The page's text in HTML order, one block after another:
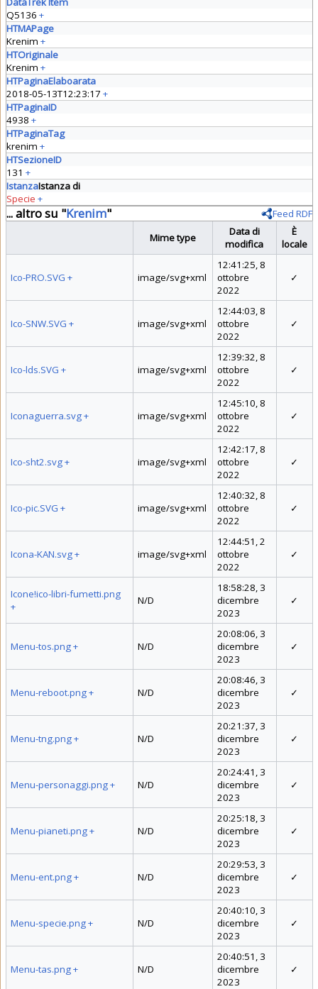
Q5136 +
HTMAPage
Krenim +
HTOriginale
Krenim +
HTPaginaElaboarata
2018-05-13T12:23:17 +
HTPaginaID
4938 +
HTPaginaTag
krenim +
HTSezioneID
131 +
IstanzaIstanza di
Specie +
... altro su "Krenim"
Feed RDF
Mime type
Data di
modifica
È
locale
Ico-PRO.SVG + image/svg+xml
12:41:25, 8
ottobre
2022
✓
Ico-SNW.SVG + image/svg+xml
12:44:03, 8
ottobre
2022
✓
Ico-lds.SVG + image/svg+xml
12:39:32, 8
ottobre
2022
✓
Iconaguerra.svg+ image/svg+xml
12:45:10, 8
ottobre
2022
✓
Ico-sht2.svg+ image/svg+xml
12:42:17, 8
ottobre
2022
✓
Ico-pic.SVG + image/svg+xml
12:40:32, 8
ottobre
2022
✓
Icona-KAN.svg+ image/svg+xml
12:44:51, 2
ottobre
2022
✓
Icone!ico-libri-fumetti.png
+
N/D
18:58:28, 3
dicembre
2023
✓
Menu-tos.png+ N/D
20:08:06, 3
dicembre
2023
✓
Menu-reboot.png+ N/D
20:08:46, 3
dicembre
2023
✓
Menu-tng.png+ N/D
20:21:37, 3
dicembre
2023
✓
Menu-personaggi.png+ N/D
20:24:41, 3
dicembre
2023
✓
Menu-pianeti.png+ N/D
20:25:18, 3
dicembre
2023
✓
Menu-ent.png+ N/D
20:29:53, 3
dicembre
2023
✓
Menu-specie.png+ N/D
20:40:10, 3
dicembre
2023
✓
Menu-tas.png+ N/D
20:40:51, 3
dicembre
2023
✓